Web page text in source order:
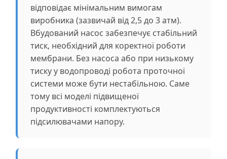
відповідає мінімальним вимогам
виробника (зазвичай від 2,5 до 3 атм).
Вбудований насос забезпечує стабільний
тиск, необхідний для коректної роботи
мембрани. Без насоса або при низькому
тиску у водопроводі робота проточної
системи може бути нестабільною. Саме
тому всі моделі підвищеної
продуктивності комплектуються
підсилювачами напору.